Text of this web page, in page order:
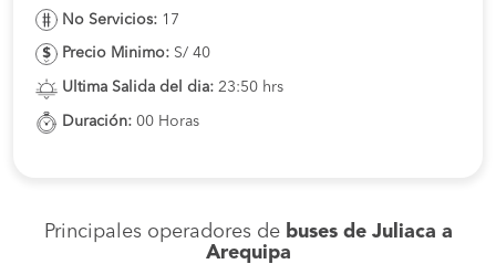
No Servicios: 17
Precio Minimo: S/ 40
Ultima Salida del dia: 23:50 hrs
Duración: 00 Horas
Principales operadores de buses de Juliaca a
Arequipa